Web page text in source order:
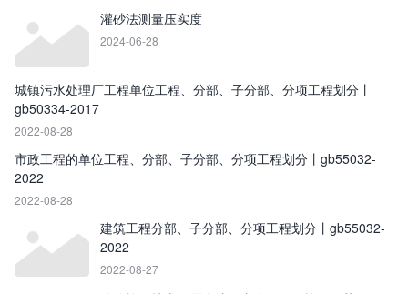
灌砂法测量压实度
2024-06-28
城镇污水处理厂工程单位工程、分部、子分部、分项工程划分丨
gb50334-2017
2022-08-28
市政工程的单位工程、分部、子分部、分项工程划分丨gb55032-
2022
2022-08-28
建筑工程分部、子分部、分项工程划分丨gb55032-
2022
2022-08-27